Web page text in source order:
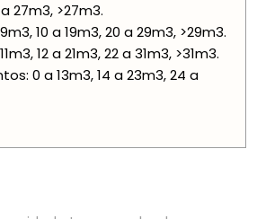
27m3, >27m3.
10 a 19m3, 20 a 29m3, >29m3.
12 a 21m3, 22 a 31m3, >31m3.
0 a 13m3, 14 a 23m3, 24 a